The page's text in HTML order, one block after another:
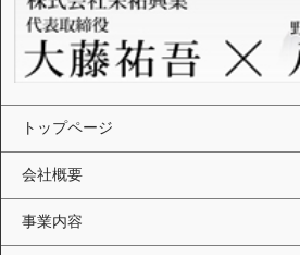
トップページ
会社概要
事業内容